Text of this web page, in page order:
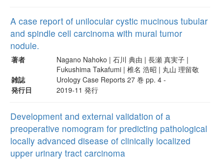
A case report of unilocular cystic mucinous tubular
and spindle cell carcinoma with mural tumor
nodule.
著者
Nagano Nahoko | 石川 典由 | 長瀬 真実子 |
Fukushima Takafumi | 椎名 浩昭 | 丸山 理留敬
雑誌
Urology Case Reports 27 巻 pp. 4 -
発行日
2019-11 発行
Development and external validation of a
preoperative nomogram for predicting pathological
locally advanced disease of clinically localized
upper urinary tract carcinoma